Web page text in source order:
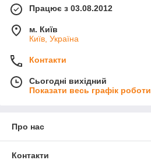
Працює з 03.08.2012
м. Київ
Київ, Україна
Контакти
Сьогодні вихідний
Показати весь графік роботи
Про нас
Контакти